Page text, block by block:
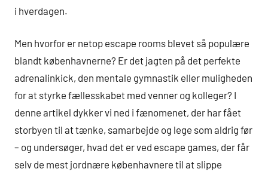
i hverdagen.
Men hvorfor er netop escape rooms blevet så populære
blandt københavnerne? Er det jagten på det perfekte
adrenalinkick, den mentale gymnastik eller muligheden
for at styrke fællesskabet med venner og kolleger? I
denne artikel dykker vi ned i fænomenet, der har fået
storbyen til at tænke, samarbejde og lege som aldrig før
– og undersøger, hvad det er ved escape games, der får
selv de mest jordnære københavnere til at slippe